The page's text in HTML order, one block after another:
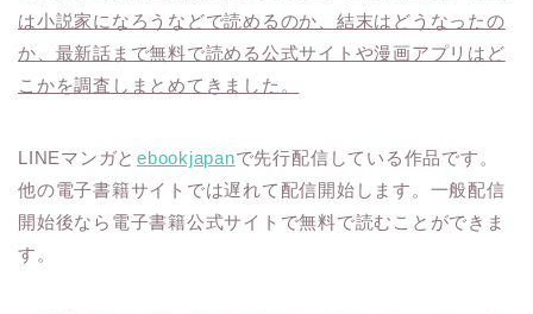
は小説家になろうなどで読めるのか、結末はどうなったの
か、最新話まで無料で読める公式サイトや漫画アプリはど
こかを調査しまとめてきました。
LINEマンガと ebookjapanで先行配信している作品です。
他の電子書籍サイトでは遅れて配信開始します。一般配信
開始後なら電子書籍公式サイトで無料で読むことができま
す。